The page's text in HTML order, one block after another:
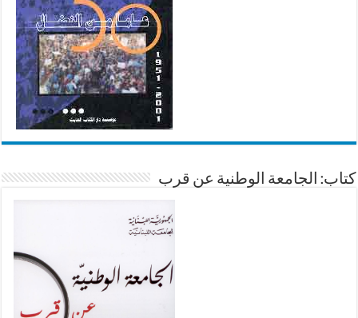
كتاب: الجامعة الوطنية عن قرب